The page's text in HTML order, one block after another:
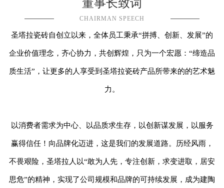
董事长致词
CHAIRMAN SPEECH
圣塔拉瓷砖自创立以来，全体员工秉承“拼搏、创新、发展”的
企业价值理念，齐心协力，共创辉煌，只为一个宏愿：“缔造品
质生活”，让更多的人享受到 圣塔拉瓷砖产品所带来的的艺术魅
力。
以消费者需求为中心、以品质求生存，以创新谋发展，以服务
赢得信任！向品牌化迈进，这是我们的发展道路。历经风雨，
不畏艰险， 圣塔拉 人以“敢为人先，专注创新，求变进取，居安
思危”的精神，实现了公司规模和品牌的可持续发展，成为建陶